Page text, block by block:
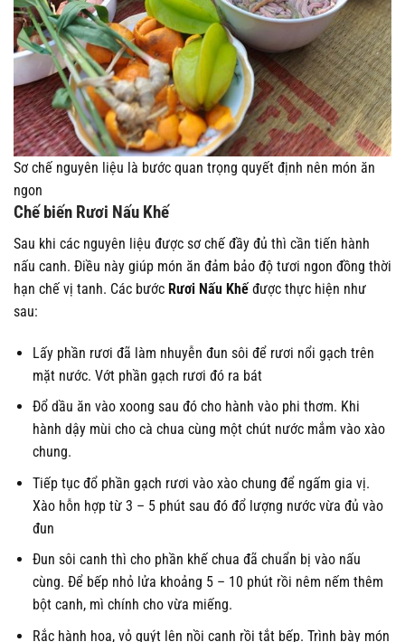
Sơ chế nguyên liệu là bước quan trọng quyết định nên món ăn
ngon
Chế biến Rươi Nấu Khế
Sau khi các nguyên liệu được sơ chế đầy đủ thì cần tiến hành
nấu canh. Điều này giúp món ăn đảm bảo độ tươi ngon đồng thời
hạn chế vị tanh. Các bước Rươi Nấu Khếđược thực hiện như
sau:
Lấy phần rươi đã làm nhuyễn đun sôi để rươi nổi gạch trên
mặt nước. Vớt phần gạch rươi đó ra bát
Đổ dầu ăn vào xoong sau đó cho hành vào phi thơm. Khi
hành dậy mùi cho cà chua cùng một chút nước mắm vào xào
chung.
Tiếp tục đổ phần gạch rươi vào xào chung để ngấm gia vị.
Xào hỗn hợp từ 3 – 5 phút sau đó đổ lượng nước vừa đủ vào
đun
Đun sôi canh thì cho phần khế chua đã chuẩn bị vào nấu
cùng. Để bếp nhỏ lửa khoảng 5 – 10 phút rồi nêm nếm thêm
bột canh, mì chính cho vừa miếng.
Rắc hành hoa, vỏ quýt lên nồi canh rồi tắt bếp. Trình bày món